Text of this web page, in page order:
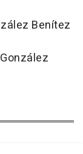
Benítez